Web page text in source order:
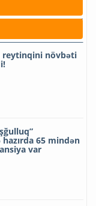
reytinqini növbəti
65 mindən
var